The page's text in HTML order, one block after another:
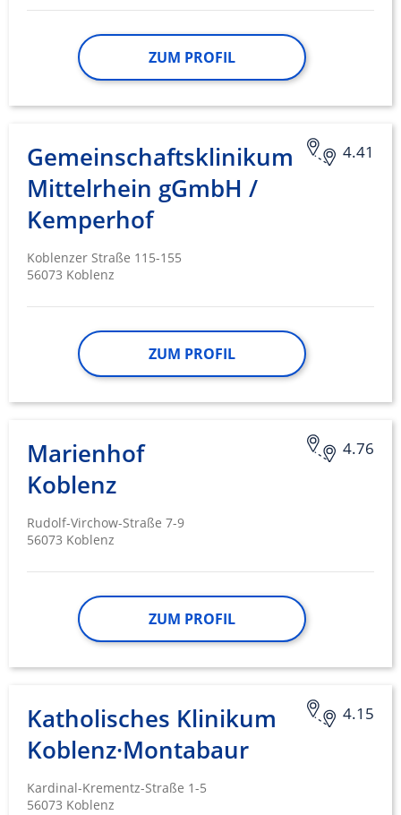
ZUM PROFIL
4.41
Gemeinschaftsklinikum
Mittelrhein gGmbH /
Kemperhof
Koblenzer Straße 115-155
56073 Koblenz
ZUM PROFIL
4.76
Marienhof
Koblenz
Rudolf-Virchow-Straße 7-9
56073 Koblenz
ZUM PROFIL
4.15
Katholisches Klinikum
Koblenz·Montabaur
Kardinal-Krementz-Straße 1-5
56073 Koblenz